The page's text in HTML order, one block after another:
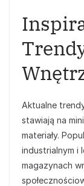
Aktualne
stawiają na
materiały.
industrialnym i
magazynach